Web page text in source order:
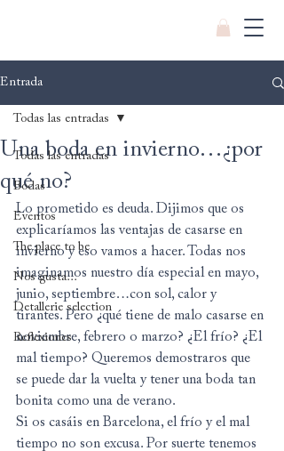
Entrada
Todas las entradas
Bodas
Eventos
The place to be
Nos gusta...
Detallerie selection
Reflexiones
Todas las entradas
Una boda en invierno…¿por
qué no?
Lo prometido es deuda. Dijimos que os
explicaríamos las ventajas de casarse en
invierno y eso vamos a hacer. Todas nos
imaginamos nuestro día especial en mayo,
junio, septiembre…con sol, calor y
tirantes. Pero ¿qué tiene de malo casarse en
noviembre, febrero o marzo? ¿El frío? ¿El
mal tiempo? Queremos demostraros que
se puede dar la vuelta y tener una boda tan
bonita como una de verano.
Si os casáis en Barcelona, el frío y el mal
tiempo no son excusa. Por suerte tenemos